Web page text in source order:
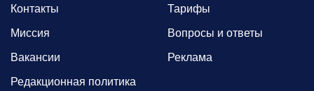
Контакты
Миссия
Вакансии
Редакционная политика
Тарифы
Вопросы и ответы
Реклама